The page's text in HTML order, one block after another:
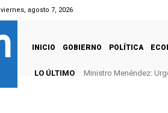
viernes, agosto 7, 2026
INICIO GOBIERNO POLÍTICA
LO ÚLTIMO Ministro Menéndez: